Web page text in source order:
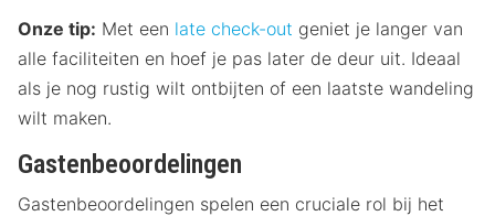
Onze tip: Met een late check-out geniet je langer van
alle faciliteiten en hoef je pas later de deur uit. Ideaal
als je nog rustig wilt ontbijten of een laatste wandeling
wilt maken.
Gastenbeoordelingen
Gastenbeoordelingen spelen een cruciale rol bij het